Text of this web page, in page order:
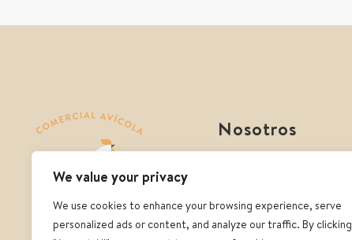
We value your privacy
We use cookies to enhance your browsing experience, serve
personalized ads or content, and analyze our traffic. By clicking
Nosotros
Contacto